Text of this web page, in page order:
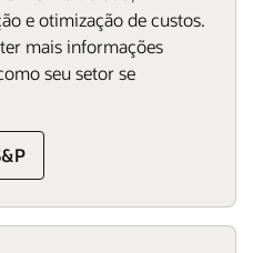
e otimização de custos.
mais informações
seu setor se